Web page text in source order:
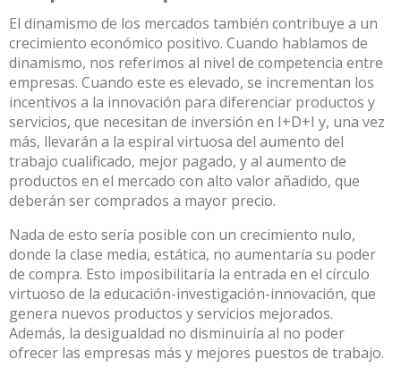
El dinamismo de los mercados también contribuye a un
crecimiento económico positivo. Cuando hablamos de
dinamismo, nos referimos al nivel de competencia entre
empresas. Cuando este es elevado, se incrementan los
incentivos a la innovación para diferenciar productos y
servicios, que necesitan de inversión en I+D+I y, una vez
más, llevarán a la espiral virtuosa del aumento del
trabajo cualificado, mejor pagado, y al aumento de
productos en el mercado con alto valor añadido, que
deberán ser comprados a mayor precio.
Nada de esto sería posible con un crecimiento nulo,
donde la clase media, estática, no aumentaría su poder
de compra. Esto imposibilitaría la entrada en el círculo
virtuoso de la educación-investigación-innovación, que
genera nuevos productos y servicios mejorados.
Además, la desigualdad no disminuiría al no poder
ofrecer las empresas más y mejores puestos de trabajo.